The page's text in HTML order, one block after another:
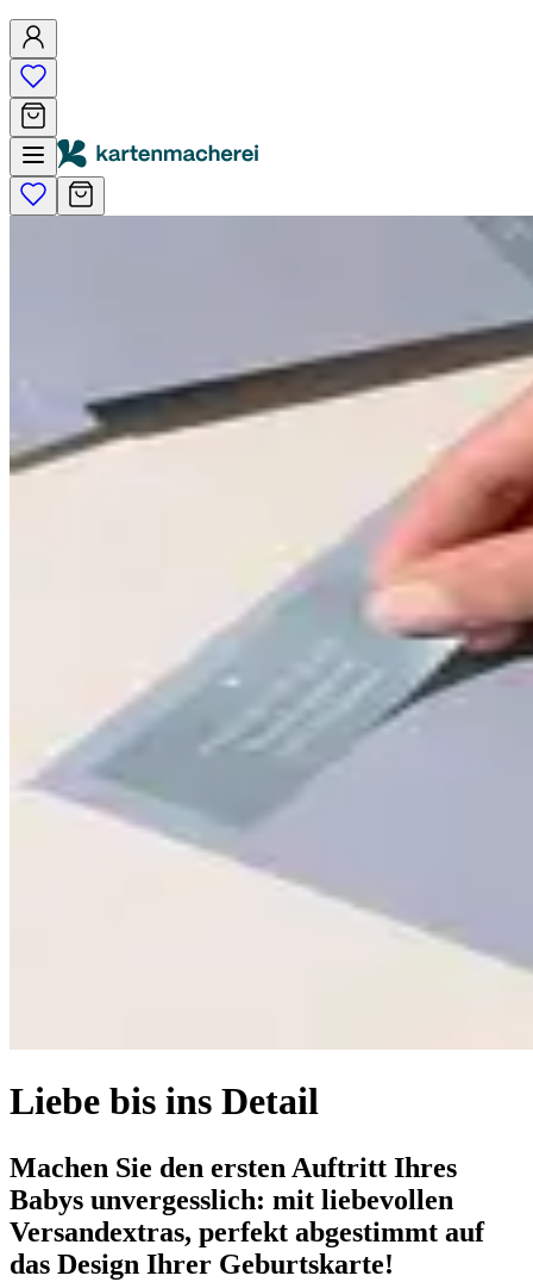
Liebe bis ins Detail
Machen Sie den ersten Auftritt Ihres
Babys unvergesslich: mit liebevollen
Versandextras, perfekt abgestimmt auf
das Design Ihrer Geburtskarte!